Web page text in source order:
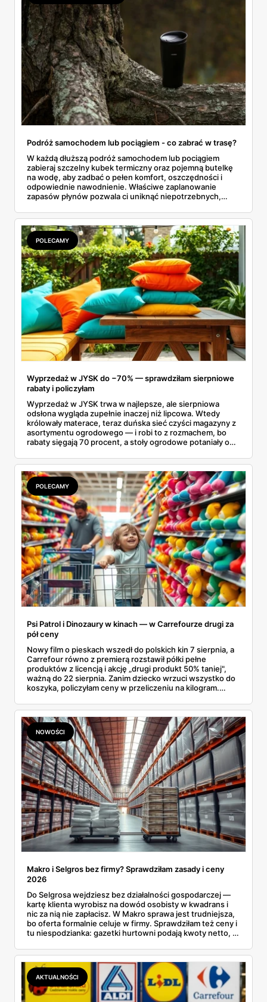
Podróż samochodem lub pociągiem - co zabrać w trasę?
W każdą dłuższą podróż samochodem lub pociągiem
zabieraj szczelny kubek termiczny oraz pojemną butelkę
na wodę, aby zadbać o pełen komfort, oszczędności i
odpowiednie nawodnienie. Właściwe zaplanowanie
zapasów płynów pozwala ci uniknąć niepotrzebnych,
kupowania przepłaconych napojów w wagonach
restauracyjnych. Połączenie funkcji, jakie oferuje dobrze
izolujący kubek termiczny z gorącą kawą oraz niezawodna
butelka na wodę, tworzy idealny, podróżny zestaw. Dzięki
niemu wielogodzinne przemieszczanie się z miejsca na
miejsce staje się znacznie przyjemniejsze, a my zyskujemy
pewność, że nasze ulubione napoje są zawsze pod ręką.
POLECAMY
Wyprzedaż w JYSK do −70% — sprawdziłam sierpniowe
rabaty i policzyłam
Wyprzedaż w JYSK trwa w najlepsze, ale sierpniowa
odsłona wygląda zupełnie inaczej niż lipcowa. Wtedy
królowały materace, teraz duńska sieć czyści magazyny z
asortymentu ogrodowego — i robi to z rozmachem, bo
rabaty sięgają 70 procent, a stoły ogrodowe potaniały o
wyprzedażową pozycja po pozycji i wybrałam rzeczy, przy
których przecena jest realna, a nie tylko marketingowa.
Kilka z nich kończy się szybciej, niż zapowiada kalendarz.
POLECAMY
Psi Patrol i Dinozaury w kinach — w Carrefourze drugi za
pół ceny
Nowy film o pieskach wszedł do polskich kin 7 sierpnia, a
Carrefour równo z premierą rozstawił półki pełne
produktów z licencją i akcję „drugi produkt 50% taniej",
ważną do 22 sierpnia. Zanim dziecko wrzuci wszystko do
koszyka, policzyłam ceny w przeliczeniu na kilogram.
prawie 140 zł za kilogram, ale lody do mrożenia i rurki
waflowe bronią się nawet bez rabatu.
NOWOŚCI
Makro i Selgros bez firmy? Sprawdziłam zasady i ceny
2026
Do Selgrosa wejdziesz bez działalności gospodarczej —
kartę klienta wyrobisz na dowód osobisty w kwadrans i
nic za nią nie zapłacisz. W Makro sprawa jest trudniejsza,
bo oferta formalnie celuje w firmy. Sprawdziłam też ceny i
tu niespodzianka: gazetki hurtowni podają kwoty netto, a
zawsze wygrywa — ta sama kawa ziarnista kosztuje w
Makro ponad dwa razy więcej niż w weekendowej
promocji dyskontu.
AKTUALNOŚCI